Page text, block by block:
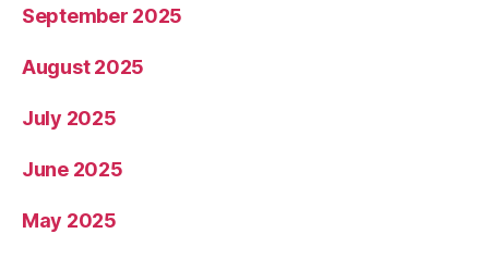
September 2025
August 2025
July 2025
June 2025
May 2025